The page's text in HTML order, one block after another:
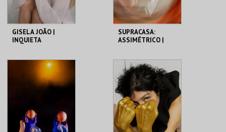
GISELA JOÃO |
INQUIETA
THEATRO CIRCO
COMPRAR
SUPRACASA:
ASSIMÉTRICO |
THEATRO CIRCO
MAIS INFO
COMPRAR